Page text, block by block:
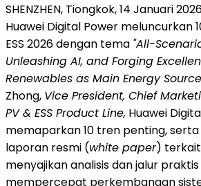
SHENZHEN, Tiongkok, 14 Januari
Huawei Digital Power meluncurkan
ESS 2026 dengan tema "All-
Unleashing AI, and Forging
Renewables as Main Energy
Zhong, Vice President, Chief
PV & ESS Product Line, Huawei
memaparkan 10 tren penting,
laporan resmi (white paper)
menyajikan analisis dan jalur
mempercepat perkembangan